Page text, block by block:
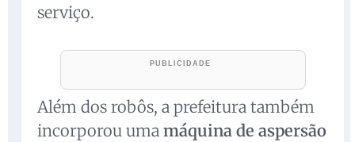
serviço.
Além dos robôs, a prefeitura também
incorporou uma máquina de aspersão